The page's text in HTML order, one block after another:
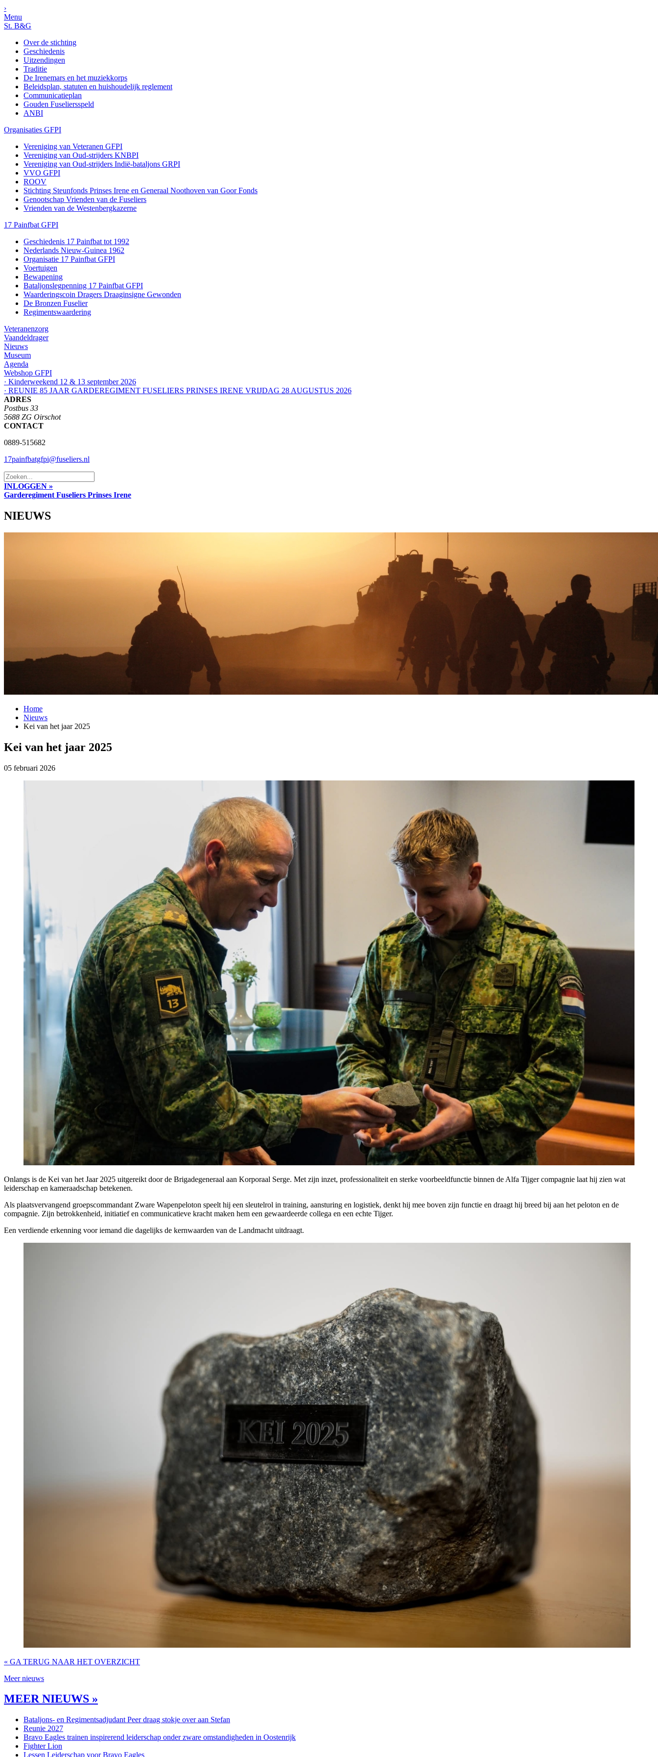
›
Menu
St. B&G
Over de stichting
Geschiedenis
Uitzendingen
Traditie
De Irenemars en het muziekkorps
Beleidsplan, statuten en huishoudelijk reglement
Communicatieplan
Gouden Fuseliersspeld
ANBI
Organisaties GFPI
Vereniging van Veteranen GFPI
Vereniging van Oud-strijders KNBPI
Vereniging van Oud-strijders Indië-bataljons GRPI
VVO GFPI
ROOV
Stichting Steunfonds Prinses Irene en Generaal Noothoven van Goor Fonds
Genootschap Vrienden van de Fuseliers
Vrienden van de Westenbergkazerne
17 Painfbat GFPI
Geschiedenis 17 Painfbat tot 1992
Nederlands Nieuw-Guinea 1962
Organisatie 17 Painfbat GFPI
Voertuigen
Bewapening
Bataljonslegpenning 17 Painfbat GFPI
Waarderingscoin Dragers Draaginsigne Gewonden
De Bronzen Fuselier
Regimentswaardering
Veteranenzorg
Vaandeldrager
Nieuws
Museum
Agenda
Webshop GFPI
· Kinderweekend 12 & 13 september 2026
· REUNIE 85 JAAR GARDEREGIMENT FUSELIERS PRINSES IRENE VRIJDAG 28 AUGUSTUS 2026
ADRES
Postbus 33
5688 ZG Oirschot
CONTACT
0889-515682
17painfbatgfpi@fuseliers.nl
INLOGGEN »
Garderegiment Fuseliers Prinses Irene
NIEUWS
Home
Nieuws
Kei van het jaar 2025
Kei van het jaar 2025
05 februari 2026
Onlangs is de Kei van het Jaar 2025 uitgereikt door de Brigadegeneraal aan Korporaal Serge. Met zijn inzet, professionaliteit en sterke voorbeeldfunctie binnen de Alfa Tijger compagnie laat hij zien wat
leiderschap en kameraadschap betekenen.
Als plaatsvervangend groepscommandant Zware Wapenpeloton speelt hij een sleutelrol in training, aansturing en logistiek, denkt hij mee boven zijn functie en draagt hij breed bij aan het peloton en de
compagnie. Zijn betrokkenheid, initiatief en communicatieve kracht maken hem een gewaardeerde collega en een echte Tijger.
Een verdiende erkenning voor iemand die dagelijks de kernwaarden van de Landmacht uitdraagt.
« GA TERUG NAAR HET OVERZICHT
Meer nieuws
MEER NIEUWS »
Bataljons- en Regimentsadjudant Peer draag stokje over aan Stefan
Reunie 2027
Bravo Eagles trainen inspirerend leiderschap onder zware omstandigheden in Oostenrijk
Fighter Lion
Lessen Leiderschap voor Bravo Eagles